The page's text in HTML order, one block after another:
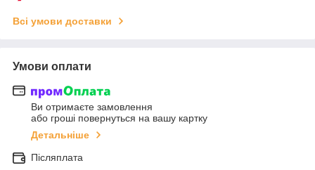
Всі умови доставки
Умови оплати
Ви отримаєте замовлення
або гроші повернуться на вашу картку
Детальніше
Післяплата